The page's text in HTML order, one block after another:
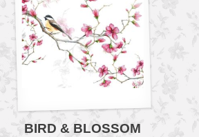
BIRD & BLOSSOM